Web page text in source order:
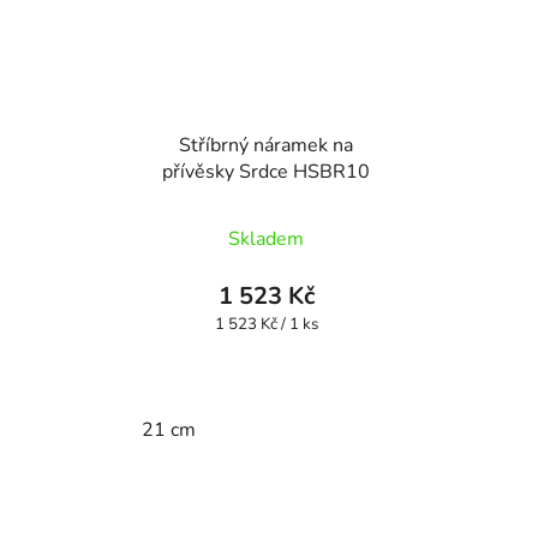
Stříbrný náramek na
přívěsky Srdce HSBR10
Skladem
1 523 Kč
Měrná
1 523 Kč / 1 ks
21 cm